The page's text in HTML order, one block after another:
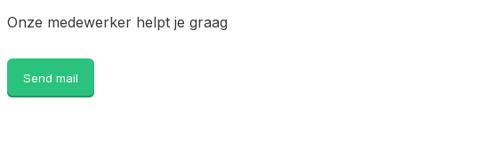
Onze medewerker helpt je graag
Send mail